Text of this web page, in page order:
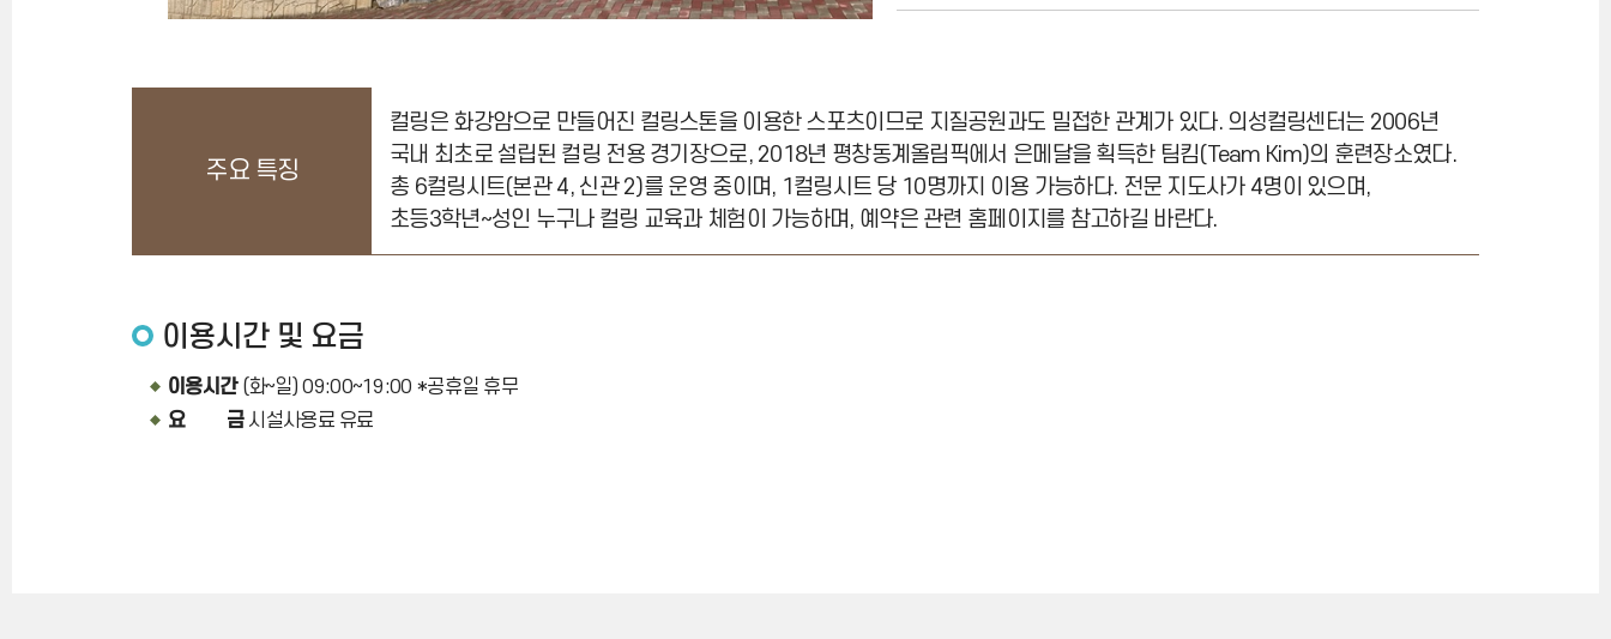
주요 특징
컬링은 화강암으로 만들어진 컬링스톤을 이용한 스포츠이므로 지질공원과도 밀접한 관계가 있다. 의성컬링센터는 2006년
국내 최초로 설립된 컬링 전용 경기장으로, 2018년 평창동계올림픽에서 은메달을 획득한 팀킴(Team Kim)의 훈련장소였다.
총 6컬링시트(본관 4, 신관 2)를 운영 중이며, 1컬링시트 당 10명까지 이용 가능하다. 전문 지도사가 4명이 있으며,
초등3학년~성인 누구나 컬링 교육과 체험이 가능하며, 예약은 관련 홈페이지를 참고하길 바란다.
이용시간 및 요금
이용시간(화~일) 09:00~19:00 *공휴일 휴무
요 금시설사용료 유료